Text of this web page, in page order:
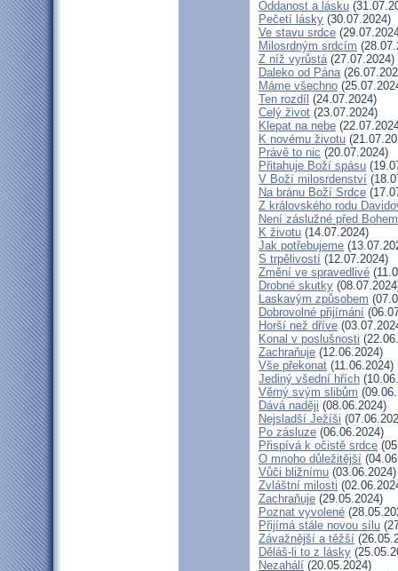
Oddanost a lásku
Pečetí lásky (30.07.2024)
Ve stavu srdce
Milosrdným srdcím
Z níž vyrůstá(27.07.2024)
Daleko od Pána
Máme všechno
Ten rozdíl (24.07.2024)
Celý život (23.07.2024)
Klepat na nebe
K novému životu
Právě to nic (20.07.2024)
Přitahuje Boží spásu
V Boží milosrdenství
Na bránu Boží Srdce
Z královského rodu
Není záslužné před Bohem
K životu (14.07.2024)
Jak potřebujeme
S trpělivostí (12.07.2024)
Změní ve spravedlivé
Drobné skutky
Laskavým způsobem
Dobrovolné přijímání
Horší než dříve
Konal v poslušnosti
Zachraňuje (12.06.2024)
Vše překonat (11.06.2024)
Jediný všední hřích
Věrný svým slibům
Dává naději (08.06.2024)
Nejsladší Ježíši
Po zásluze (06.06.2024)
Přispívá k očistě srdce
O mnoho důležitější
Vůči bližnímu (03.06.2024)
Zvláštní milosti
Zachraňuje (29.05.2024)
Poznat vyvolené
Přijímá stále novou sílu
Závažnější a těžší
Děláš-li to z lásky
Nezahálí (20.05.2024)